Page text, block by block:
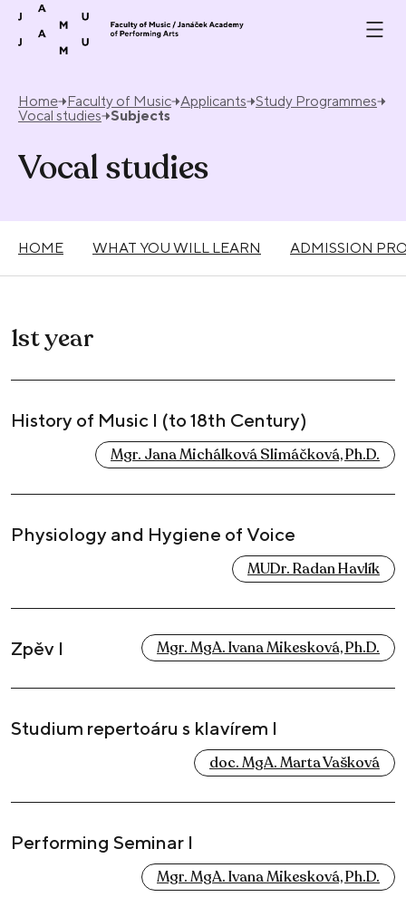
Skip to content
Home Faculty of Music Applicants Study Programmes
Vocal studies
Subjects
Vocal studies
HOME WHAT YOU WILL LEARN ADMISSION
1st year
History of Music I (to 18th Century)
Mgr. Jana Michálková Slimáčková, Ph.D.
Physiology and Hygiene of Voice
MUDr. Radan Havlík
Zpěv I Mgr. MgA. Ivana Mikesková, Ph.D.
Studium repertoáru s klavírem I
doc. MgA. Marta Vašková
Performing Seminar I
Mgr. MgA. Ivana Mikesková, Ph.D.